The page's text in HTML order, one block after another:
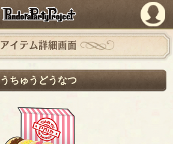
PandoraPartyProject
アイテム詳細画面
うちゅうどうなつ